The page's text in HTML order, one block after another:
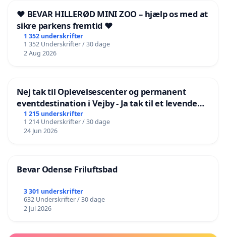
❤️ BEVAR HILLERØD MINI ZOO – hjælp os med at
sikre parkens fremtid ❤️
1 352 underskrifter
1 352 Underskrifter / 30 dage
2 Aug 2026
Nej tak til Oplevelsescenter og permanent
eventdestination i Vejby - Ja tak til et levende
lokalområde i balance
1 215 underskrifter
1 214 Underskrifter / 30 dage
24 Jun 2026
Bevar Odense Friluftsbad
3 301 underskrifter
632 Underskrifter / 30 dage
2 Jul 2026